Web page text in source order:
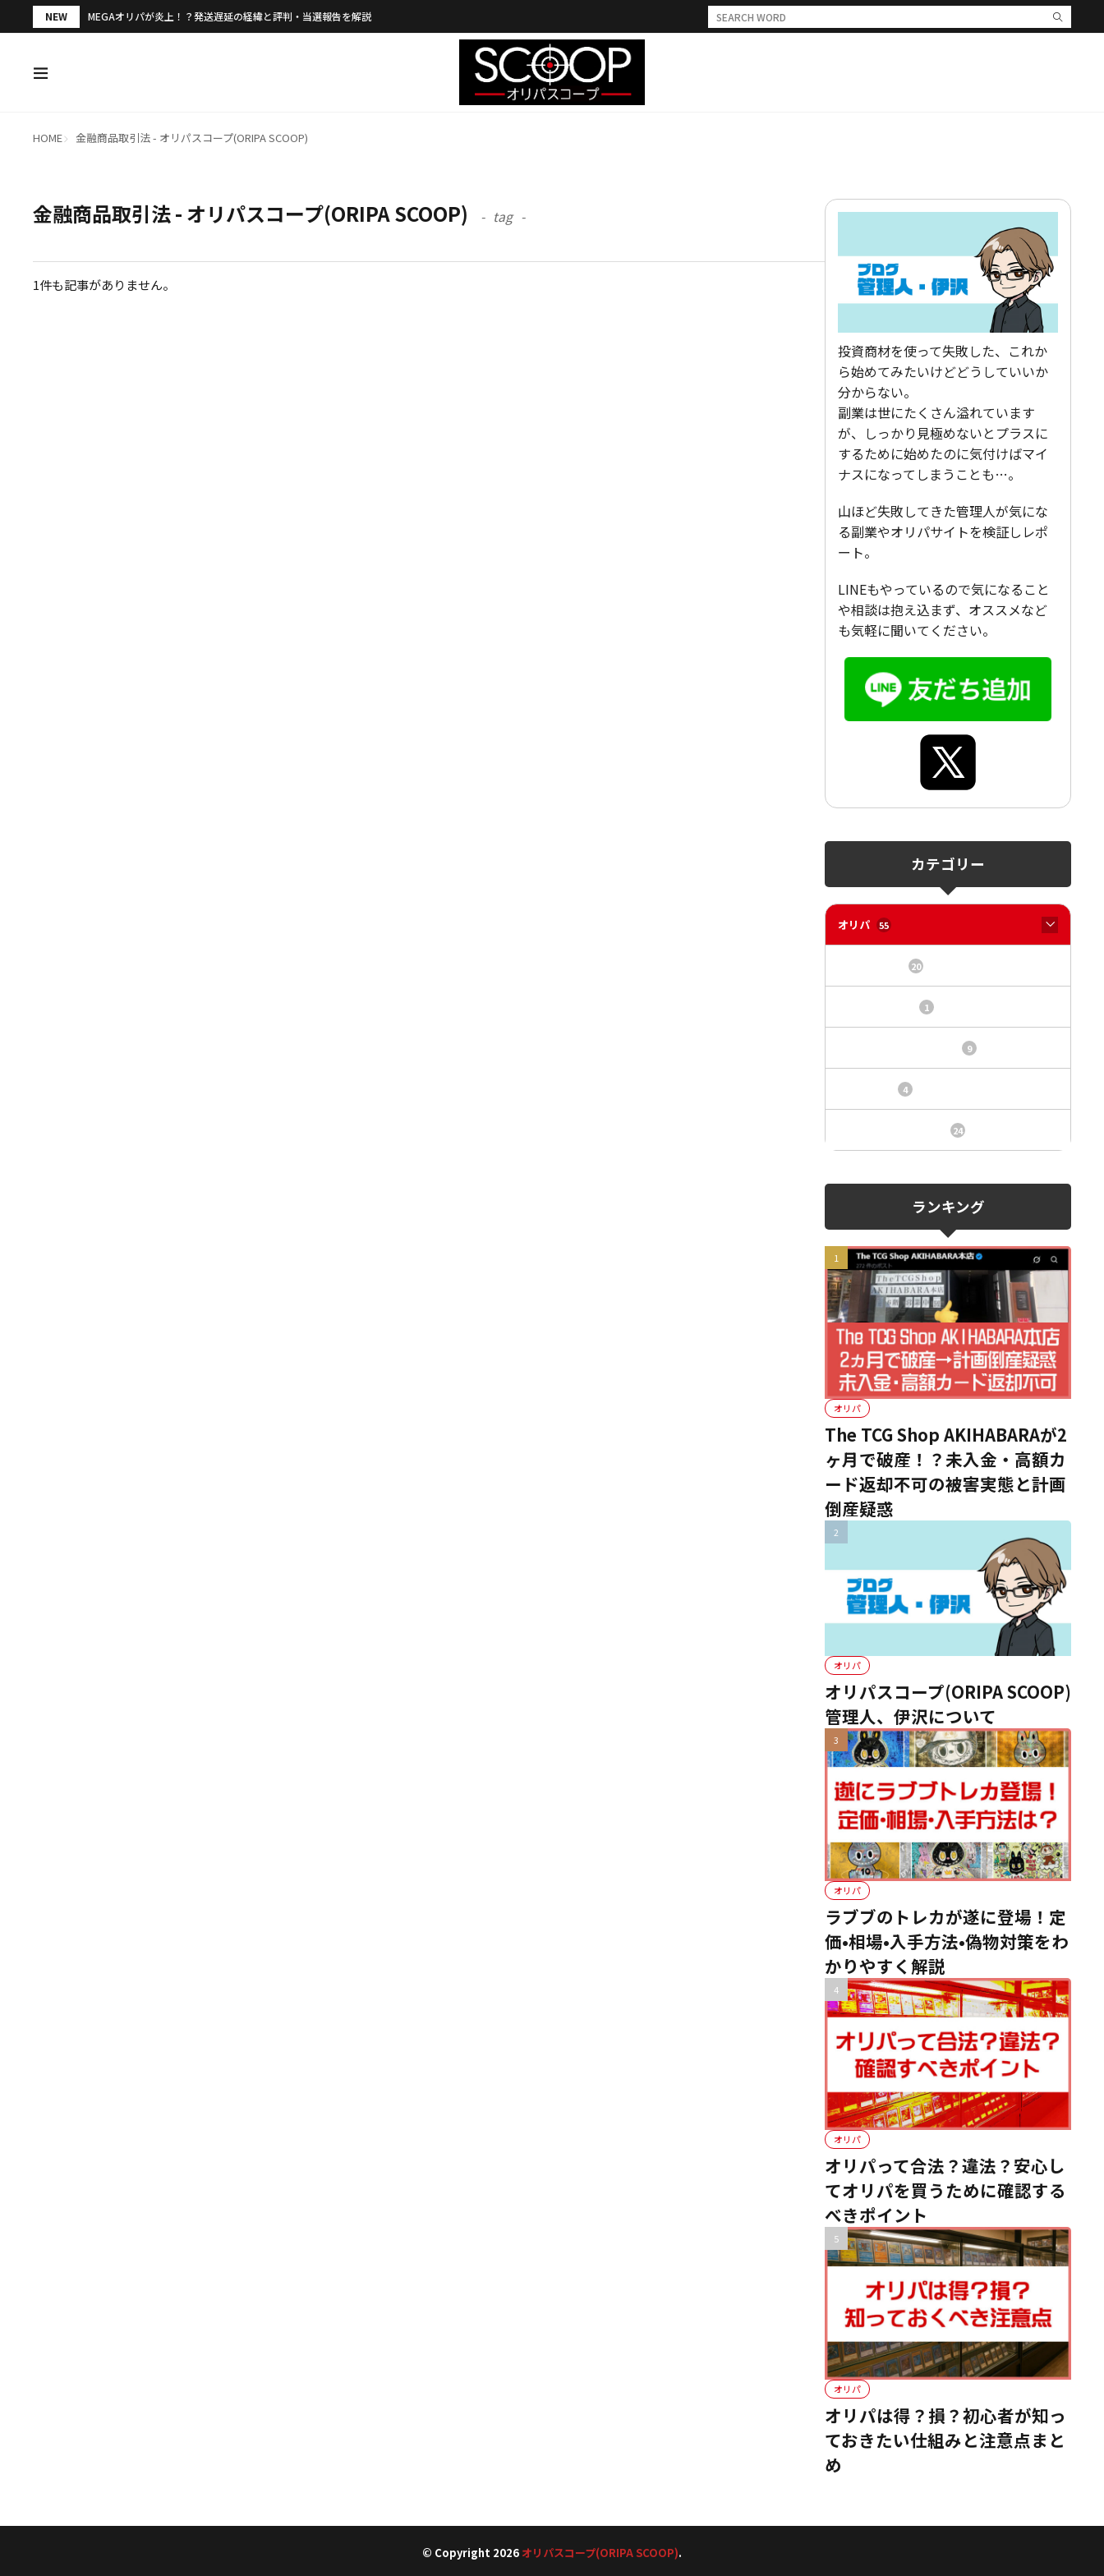
NEW MEGAオリパが炎上！？発送遅延の経緯と評判・当選報告を解説
HOME 金融商品取引法 - オリパスコープ(ORIPA SCOOP)
金融商品取引法 - オリパスコープ(ORIPA SCOOP) tag
1件も記事がありません。
投資商材を使って失敗した、これか
ら始めてみたいけどどうしていいか
分からない。
副業は世にたくさん溢れています
が、しっかり見極めないとプラスに
するために始めたのに気付けばマイ
ナスになってしまうことも…。
山ほど失敗してきた管理人が気にな
る副業やオリパサイトを検証しレポ
ート。
LINEもやっているので気になること
や相談は抱え込まず、オススメなど
も気軽に聞いてください。
カテゴリー
オリパ 55
20
1
9
4
24
ランキング
オリパ
The TCG Shop AKIHABARAが2
ヶ月で破産！？未入金・高額カ
ード返却不可の被害実態と計画
倒産疑惑
オリパ
オリパスコープ(ORIPA SCOOP)
管理人、伊沢について
オリパ
ラブブのトレカが遂に登場！定
価•相場•入手方法•偽物対策をわ
かりやすく解説
オリパ
オリパって合法？違法？安心し
てオリパを買うために確認する
べきポイント
オリパ
オリパは得？損？初心者が知っ
ておきたい仕組みと注意点まと
め
© Copyright 2026 オリパスコープ(ORIPA SCOOP).